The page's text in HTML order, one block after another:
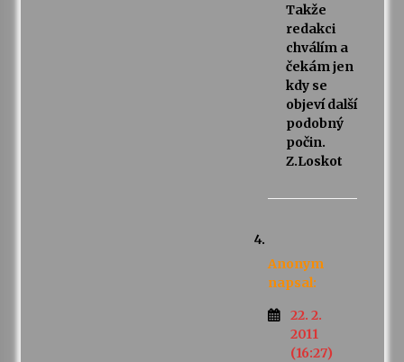
Takže
redakci
chválím a
čekám jen
kdy se
objeví další
podobný
počin.
Z.Loskot
Anonym
napsal:
22. 2.
2011
(16:27)